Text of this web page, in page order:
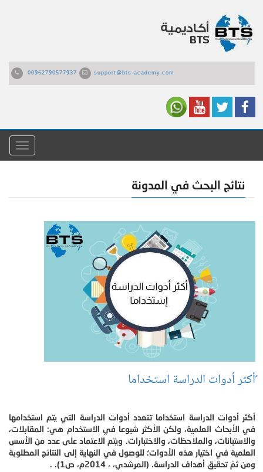
00962790577937 support@bts-academy.com
القائمة
نتائج البحث في المدونة
ًأكثر أدوات الدراسة استخداما
أكثر أدوات الدراسة استخداما تتعدد أدوات الدراسة التي يتم استخدامها
في الأبحاث العلمية، ولكن الأكثر شيوعا في الاستخدام هي: المقابلات،
والاستبانات، والملاحظات، والاختبارات. ويتم الاعتماد على عدد من الأسس
العلمية في اختيار هذه الأدوات؛ للوصول في النهاية إلى النتائج المطلوبة
ومن ثمّ تحقيق أهداف الدراسة. (المرشدي، ، 2014م، ص1). .